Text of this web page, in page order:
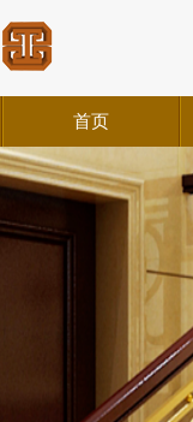
首页